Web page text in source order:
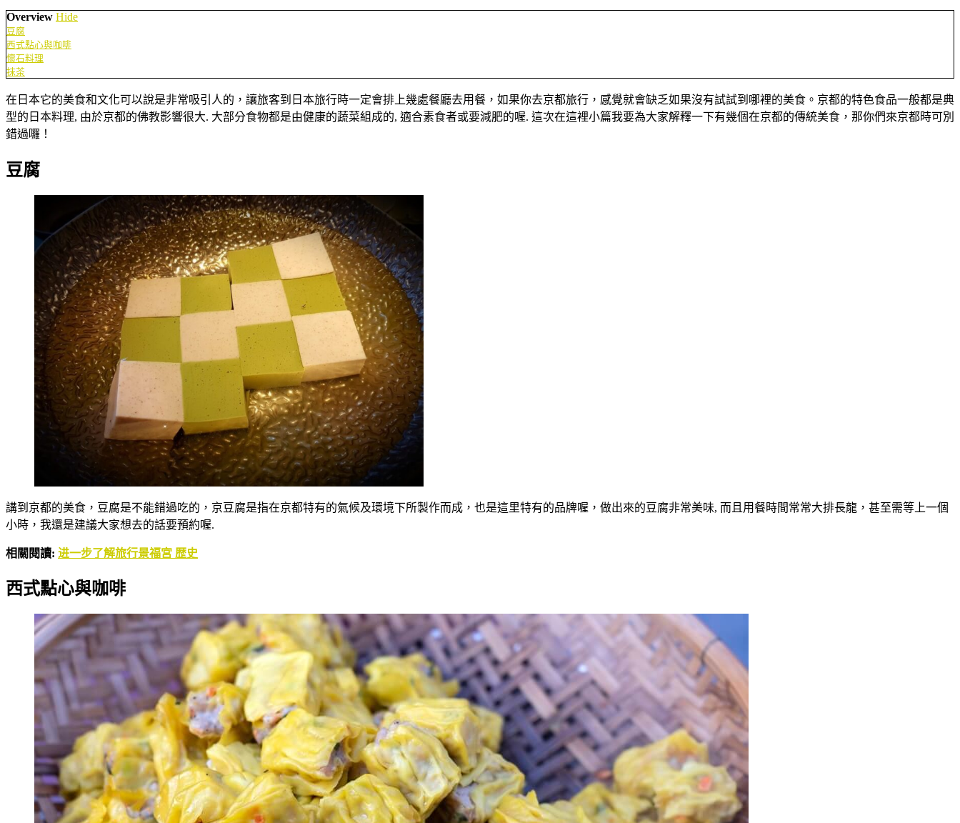
Overview Hide
豆腐
西式點心與咖啡
懷石料理
抹茶
在日本它的美食和文化可以說是非常吸引人的，讓旅客到日本旅行時一定會排上幾處餐廳去用餐，如果你去京都旅行，感覺就會缺乏如果沒有試試到哪裡的美食。京都的特色食品一般都是典
型的日本料理, 由於京都的佛教影響很大. 大部分食物都是由健康的蔬菜組成的, 適合素食者或要減肥的喔. 這次在這裡小篇我要為大家解釋一下有幾個在京都的傳統美食，那你們來京都時可別
錯過囉！
豆腐
講到京都的美食，豆腐是不能錯過吃的，京豆腐是指在京都特有的氣候及環境下所製作而成，也是這里特有的品牌喔，做出來的豆腐非常美味, 而且用餐時間常常大排長龍，甚至需等上一個
小時，我還是建議大家想去的話要預約喔.
相關閱讀: 进一步了解旅行景福宮 歴史
西式點心與咖啡